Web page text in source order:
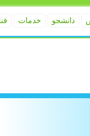
دانشجو خدمات